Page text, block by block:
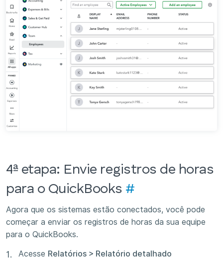
4ª etapa: Envie registros de horas
para o QuickBooks #
Agora que os sistemas estão conectados, você pode
começar a enviar os registros de horas da sua equipe
para o QuickBooks.
Acesse Relatórios > Relatório detalhado